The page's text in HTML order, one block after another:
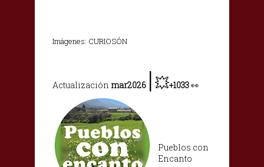
Imágenes: CURIOSÓN
Actualización mar2026 |💥+1033👀
Pueblos con
Encanto